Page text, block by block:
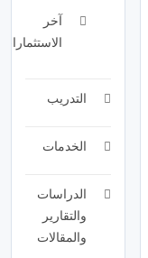
آخر
الاستثمارات
التدريب
الخدمات
الدراسات
والتقارير
والمقالات